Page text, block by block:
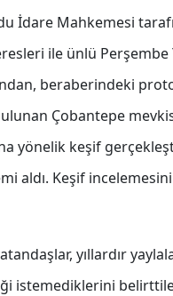
İdare Mahkemesi
ile ünlü Perşembe
beraberindeki
Çobantepe
yönelik keşif
aldı. Keşif
yıllardır
istemediklerini